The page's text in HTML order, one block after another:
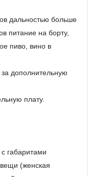
дальностью больше
питание на борту,
пиво, вино в
дополнительную
плату.
габаритами
(женская